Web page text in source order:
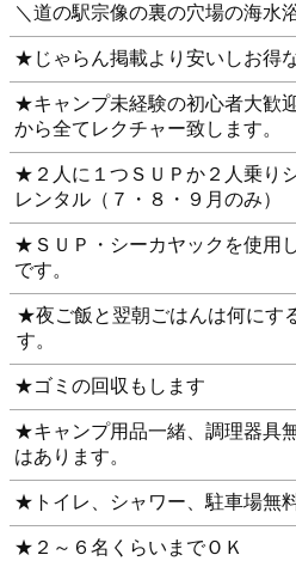
＼道の駅宗像の裏の穴場の海水
★じゃらん掲載より安いしお得
★キャンプ未経験の初心者大歓
から全てレクチャー致します。
★２人に１つＳＵＰか２人乗り
レンタル（７・８・９月のみ）
★ＳＵＰ・シーカヤックを使用
です。
★夜ご飯と翌朝ごはんは何にす
す。
★ゴミの回収もします
★キャンプ用品一緒、調理器具
はあります。
★トイレ、シャワー、駐車場無
★２～６名くらいまでＯＫ